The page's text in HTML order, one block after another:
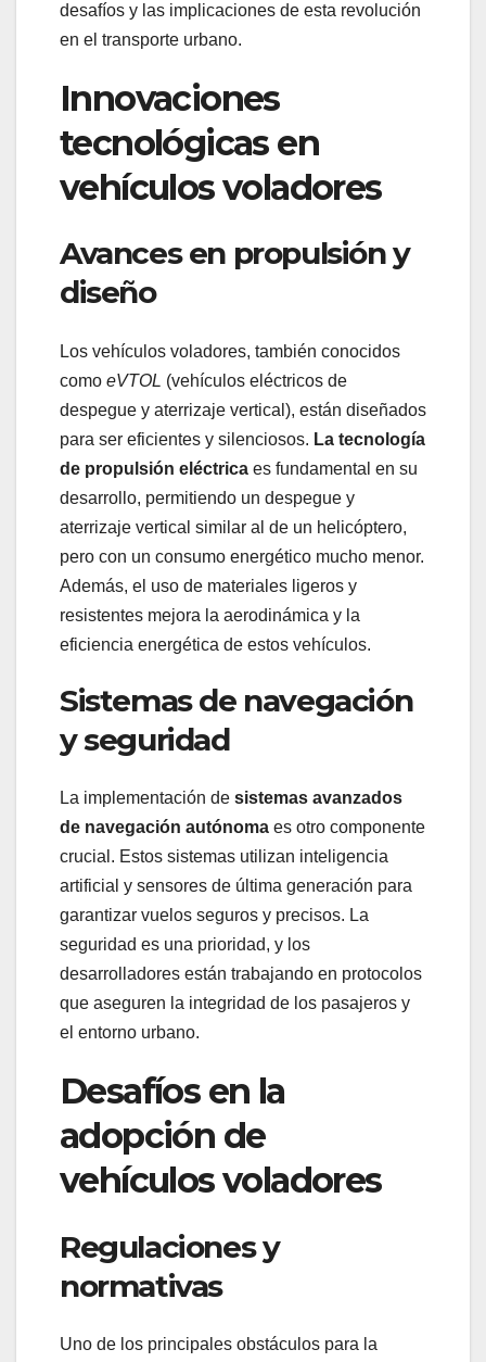
desafíos y las implicaciones de esta revolución
en el transporte urbano.
Innovaciones
tecnológicas en
vehículos voladores
Avances en propulsión y
diseño
Los vehículos voladores, también conocidos
como eVTOL (vehículos eléctricos de
despegue y aterrizaje vertical), están diseñados
para ser eficientes y silenciosos. La tecnología
de propulsión eléctrica es fundamental en su
desarrollo, permitiendo un despegue y
aterrizaje vertical similar al de un helicóptero,
pero con un consumo energético mucho menor.
Además, el uso de materiales ligeros y
resistentes mejora la aerodinámica y la
eficiencia energética de estos vehículos.
Sistemas de navegación
y seguridad
La implementación de sistemas avanzados
de navegación autónoma es otro componente
crucial. Estos sistemas utilizan inteligencia
artificial y sensores de última generación para
garantizar vuelos seguros y precisos. La
seguridad es una prioridad, y los
desarrolladores están trabajando en protocolos
que aseguren la integridad de los pasajeros y
el entorno urbano.
Desafíos en la
adopción de
vehículos voladores
Regulaciones y
normativas
Uno de los principales obstáculos para la